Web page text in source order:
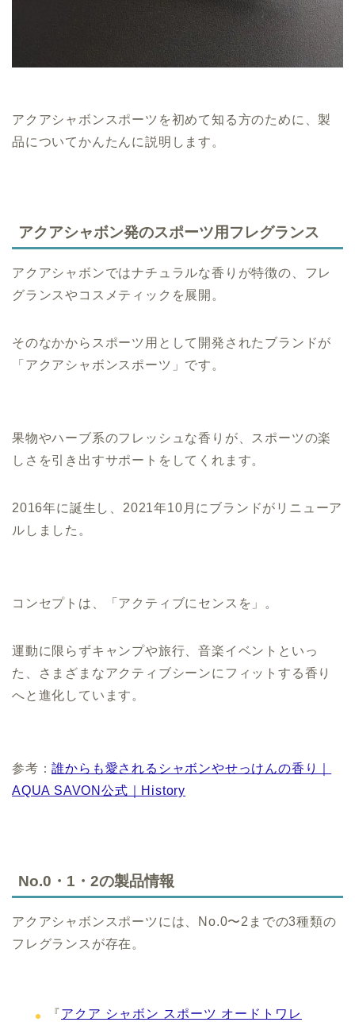
アクアシャボンスポーツを初めて知る方のために、製
品についてかんたんに説明します。
アクアシャボン発のスポーツ用フレグランス
アクアシャボンではナチュラルな香りが特徴の、フレ
グランスやコスメティックを展開。
そのなかからスポーツ用として開発されたブランドが
「アクアシャボンスポーツ」です。
果物やハーブ系のフレッシュな香りが、スポーツの楽
しさを引き出すサポートをしてくれます。
2016年に誕生し、2021年10月にブランドがリニューア
ルしました。
コンセプトは、「アクティブにセンスを」。
運動に限らずキャンプや旅行、音楽イベントといっ
た、さまざまなアクティブシーンにフィットする香り
へと進化しています。
参考：誰からも愛されるシャボンやせっけんの香り｜
AQUA SAVON公式｜History
No.0・1・2の製品情報
アクアシャボンスポーツには、No.0〜2までの3種類の
フレグランスが存在。
『アクア シャボン スポーツ オードトワレ